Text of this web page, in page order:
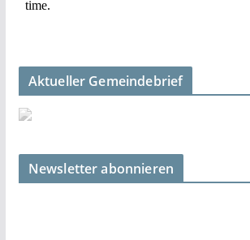
Aktueller Gemeindebrief
Newsletter abonnieren